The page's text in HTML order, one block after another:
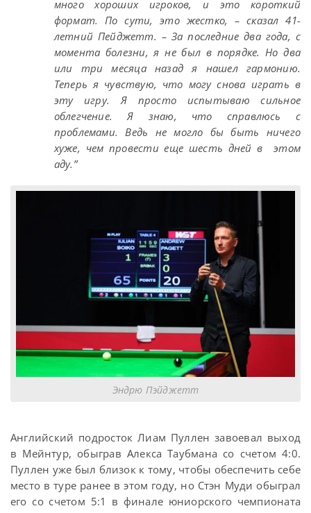
много хороших игроков, и это короткий
формат. По сути, это жестко, – сказал 41-
летний Пейджетт. – За последние два года, с
момента болезни, я не был в порядке. Но два
или три месяца назад я нашел гармонию.
Теперь я чувствую, что могу снова играть в
эту игру. Я просто испытываю сильное
облегчение. Я знаю, что справлюсь с
проблемами. Ведь не могло бы быть ничего
хуже, чем провести еще шесть дней в этом
аду.”
Эндрю Пэйджетт
Английский подросток Лиам Пуллен завоевал выход
в Мейнтур, обыграв Алекса Таубмана со счетом 4:0.
Пуллен уже был близок к тому, чтобы обеспечить себе
место в туре ранее в этом году, но Стэн Муди обыграл
его со счетом 5:1 в финале юниорского чемпионата